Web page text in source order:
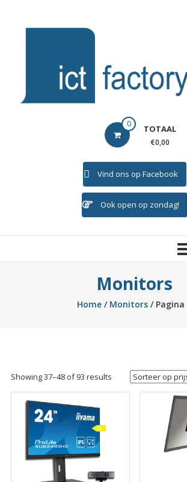
ICTFACTORY 0 TOTAAL
€0,00
Vind ons op Facebook
Ook open op zondag!
Monitors
Home / Monitors / Pagina
Showing 37–48 of 93 resultsSorted
by